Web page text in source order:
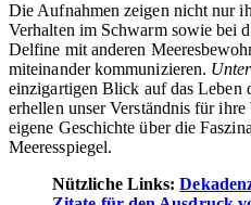
Die Aufnahmen zeigen nicht nur
Verhalten im Schwarm sowie bei
Delfine mit anderen
miteinander kommunizieren.
einzigartigen Blick auf das Leben
erhellen unser Verständnis für
eigene Geschichte über die
Meeresspiegel.
Nützliche Links: